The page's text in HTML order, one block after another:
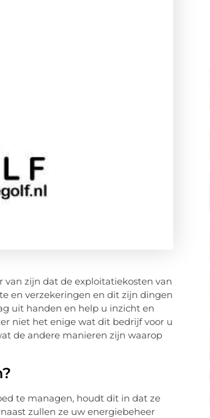
zijn dat de exploitatiekosten van
en verzekeringen en dit zijn dingen
uit handen en help u inzicht en
niet het enige wat dit bedrijf voor u
de andere manieren zijn waarop
te managen, houdt dit in dat ze
zullen ze uw energiebeheer